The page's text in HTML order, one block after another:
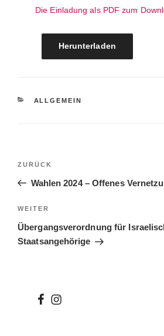
Die Einladung als PDF zum
Herunterladen
KATEGORIEN
ALLGEMEIN
Beitragsnavigation
Vorheriger
Beitrag
ZURÜCK
Wahlen 2024 – Offenes
Nächster
Beitrag
WEITER
Übergangsverordnung für
Staatsangehörige
wir wir